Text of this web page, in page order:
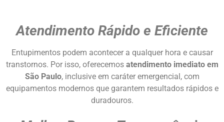
Atendimento Rápido e Eficiente
Entupimentos podem acontecer a qualquer hora e causar
transtornos. Por isso, oferecemos atendimento imediato em
São Paulo, inclusive em caráter emergencial, com
equipamentos modernos que garantem resultados rápidos e
duradouros.